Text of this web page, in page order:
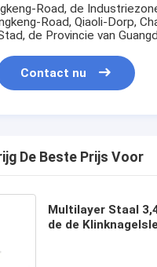
Road, de
Road, Qiaoli-Dorp,
de Provincie van
Contact nu
De Beste Prijs Voor
Multilayer Staal
de de